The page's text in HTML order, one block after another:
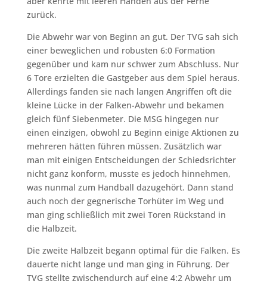
zurück.
Die Abwehr war von Beginn an gut. Der TVG sah sich
einer beweglichen und robusten 6:0 Formation
gegenüber und kam nur schwer zum Abschluss. Nur
6 Tore erzielten die Gastgeber aus dem Spiel heraus.
Allerdings fanden sie nach langen Angriffen oft die
kleine Lücke in der Falken-Abwehr und bekamen
gleich fünf Siebenmeter. Die MSG hingegen nur
einen einzigen, obwohl zu Beginn einige Aktionen zu
mehreren hätten führen müssen. Zusätzlich war
man mit einigen Entscheidungen der Schiedsrichter
nicht ganz konform, musste es jedoch hinnehmen,
was nunmal zum Handball dazugehört. Dann stand
auch noch der gegnerische Torhüter im Weg und
man ging schließlich mit zwei Toren Rückstand in
die Halbzeit.
Die zweite Halbzeit begann optimal für die Falken. Es
dauerte nicht lange und man ging in Führung. Der
TVG stellte zwischendurch auf eine 4:2 Abwehr um